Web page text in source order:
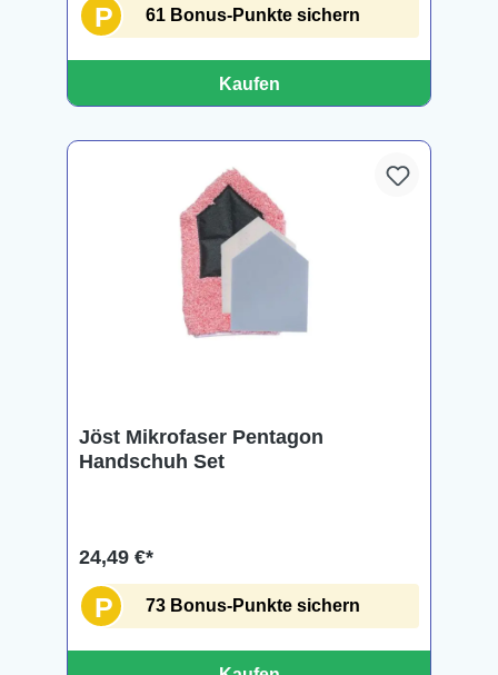
P 61 Bonus-Punkte sichern
Kaufen
Jöst Mikrofaser Pentagon
Handschuh Set
24,49 €*
P 73 Bonus-Punkte sichern